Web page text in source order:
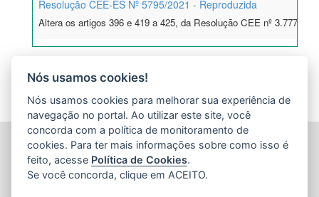
Resolução CEE-ES Nº 5795/2021 - Reproduzida
Altera os artigos 396 e 419 a 425, da Resolução CEE nº 3.777, de
CONSELHO ESTADUAL DE EDUCAÇÃO (CEE-ES)
Avenida Nossa Senhora dos Navegantes, nº. 635, Edifício
Corporate Office – 7º Andar - Enseada do Suá
Nós usamos cookies!
Nós usamos cookies para melhorar sua experiência de
navegação no portal. Ao utilizar este site, você
concorda com a política de monitoramento de
cookies. Para ter mais informações sobre como isso é
feito, acesse Política de Cookies.
Se você concorda, clique em ACEITO.